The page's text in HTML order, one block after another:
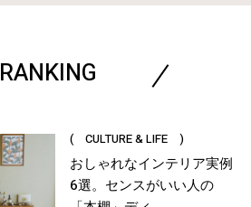
RANKING
( CULTURE & LIFE )
おしゃれなインテリア実例
6選。センスがいい人の